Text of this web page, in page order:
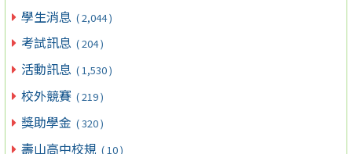
學生消息 ( 2,044 )
考試訊息 ( 204 )
活動訊息 ( 1,530 )
校外競賽 ( 219 )
獎助學金 ( 320 )
壽山高中校規 ( 10 )